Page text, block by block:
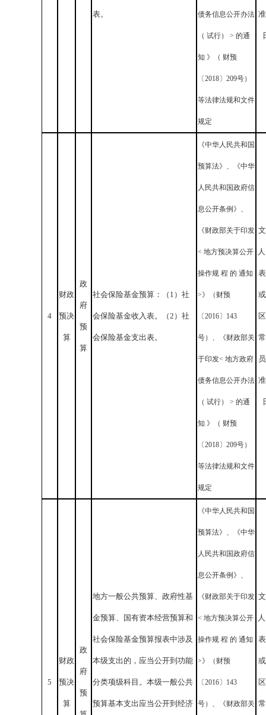
表。 债务信息公开办法
（ 试行） > 的通
知 》（ 财预
〔2018〕209号）
等法律法规和文件
规定
4
财政
预决
算
政
府
预
算
社会保险基金预算：（ 1 ）社
会保险基金收入表。（2 ）社
会保险基金支出表。
《中华人民共和国
预算法》、《中华
人民共和国政府信
息公开条例》、
《财政部关于印发
< 地方预决算公开
操作规 程 的 通知
>》（财预
〔2016〕143
号）、《财政部关
于印发< 地方政府
债务信息公开办法
（ 试行） > 的通
知 》（ 财预
〔2018〕209号）
等法律法规和文件
规定
5
财政
预决
算
政
府
预
地方一般公共预算、政府性基
金预算、国有资本经营预算和
社会保险基金预算报表中涉及
本级支出的，应当公开到功能
分类项级科目。本级一般公共
预算基本支出应当公开到经济
《中华人民共和国
预算法》、《中华
人民共和国政府信
息公开条例》、
《财政部关于印发
< 地方预决算公开
操作规 程 的 通知
>》（财预
〔2016〕143
号）、《财政部关